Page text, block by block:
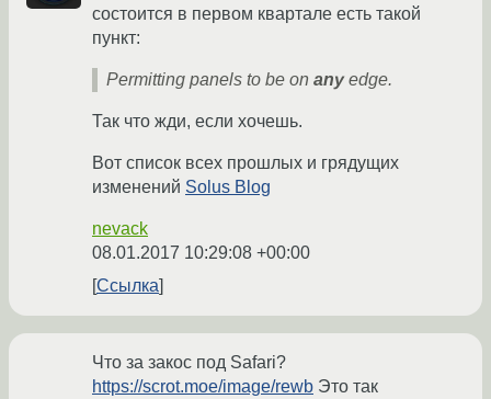
состоится в первом квартале есть такой
пункт:
Permitting panels to be on anyedge.
Так что жди, если хочешь.
Вот список всех прошлых и грядущих
изменений Solus Blog
nevack
08.01.2017 10:29:08 +00:00
Ссылка
Что за закос под Safari?
https://scrot.moe/image/rewb Это так